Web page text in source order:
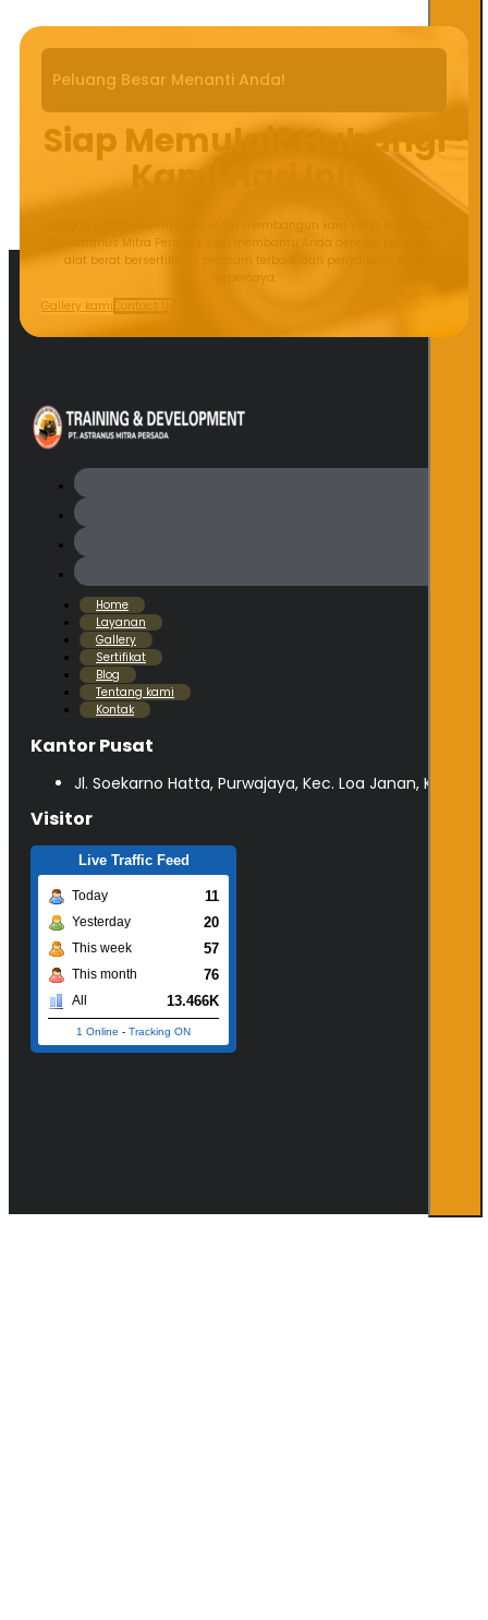
Peluang Besar Menanti Anda!
Siap Memulai? Hubungi
Kami Hari Ini!
Jangan tunda kesempatan untuk membangun karir yang lebih baik!
PT. Astranus Mitra Persada siap membantu Anda dengan pelatihan
alat berat bersertifikasi, program terbaik, dan penyaluran kerja
terpercaya.
Gallery kami Contact Us
Home
Layanan
Gallery
Sertifikat
Blog
Tentang kami
Kontak
Kantor Pusat
Jl. Soekarno Hatta, Purwajaya, Kec. Loa Janan,
Visitor
Live Traffic Feed
Today 11
Yesterday 20
This week 57
This month 76
All 13.466K
1 Online - Tracking ON